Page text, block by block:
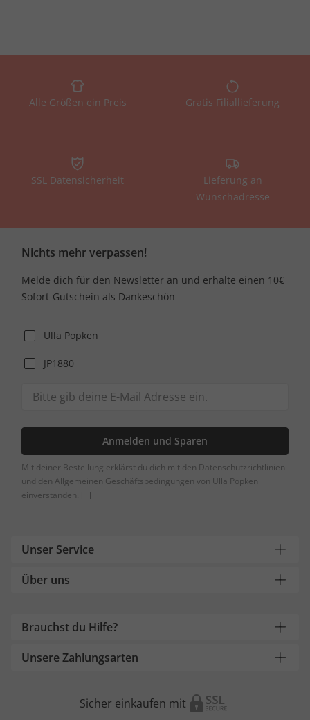
Alle Größen ein Preis Gratis Filiallieferung
SSL Datensicherheit
Lieferung an
Wunschadresse
Nichts mehr verpassen!
Melde dich für den Newsletter an und erhalte einen 10€
Sofort-Gutschein als Dankeschön
Ulla Popken
JP1880
Anmelden und Sparen
Mit deiner Bestellung erklärst du dich mit den Datenschutzrichtlinien
und den Allgemeinen Geschäftsbedingungen von Ulla Popken
einverstanden. [+]
Unser Service
Über uns
Brauchst du Hilfe?
Unsere Zahlungsarten
Sicher einkaufen mit